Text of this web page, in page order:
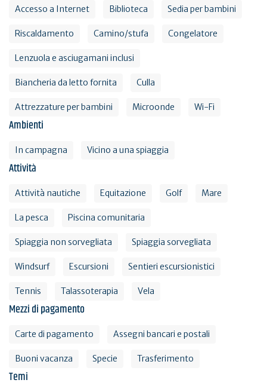
Accesso a Internet Biblioteca Sedia per bambini
Riscaldamento Camino/stufa Congelatore
Lenzuola e asciugamani inclusi
Biancheria da letto fornita Culla
Attrezzature per bambini Microonde Wi-Fi
Ambienti
In campagna Vicino a una spiaggia
Attività
Attività nautiche Equitazione Golf Mare
La pesca Piscina comunitaria
Spiaggia non sorvegliata Spiaggia sorvegliata
Windsurf Escursioni Sentieri escursionistici
Tennis Talassoterapia Vela
Mezzi di pagamento
Carte di pagamento Assegni bancari e postali
Buoni vacanza Specie Trasferimento
Temi